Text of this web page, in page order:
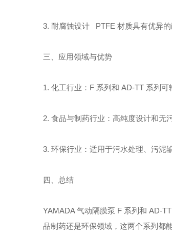
3. 耐腐蚀设计 PTFE 材质具有优异的
三、应用领域与优势
1. 化工行业：F 系列和 AD-TT 系列
2. 食品与制药行业：高纯度设计和无
3. 环保行业：适用于污水处理、污泥
四、总结
YAMADA 气动隔膜泵 F 系列和 AD-
品制药还是环保领域，这两个系列都